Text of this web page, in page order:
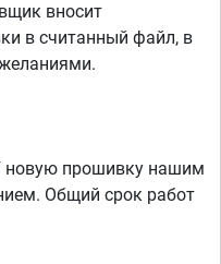
вносит
в считанный файл, в
прошивку нашим
Общий срок работ